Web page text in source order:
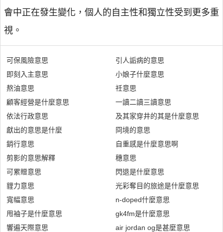
會中正在發生變化，個人的自主性和獨立性受到更多重
視。
可保風險意思
即刻入主意思
熬油意思
顧客經營是什麼意思
依法行政意思
獻出的意思是什麼
銷行意思
剪影的意思解釋
可累贈意思
貍力意思
寬幅意思
甩袖子是什麼意思
響遍天際意思
引人詬病的意思
小娘子什麼意思
祍意思
一讀二讀三讀意思
及其家穿井的其是什麼意思
冏境的意思
自重感是什麼意思啊
穗意思
閃退是什麼意思
光彩奪目的旅途是什麼意思
n-doped什麼意思
gk4fm是什麼意思
air jordan og是甚麼意思